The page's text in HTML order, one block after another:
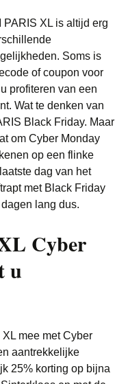
XL is altijd erg
Soms is
of coupon voor
profiteren van een
Wat te denken van
Black Friday. Maar
om Cyber Monday
op een flinke
dag van het
met Black Friday
lang dus.
Cyber
u
mee met Cyber
aantrekkelijke
25% korting op bijna